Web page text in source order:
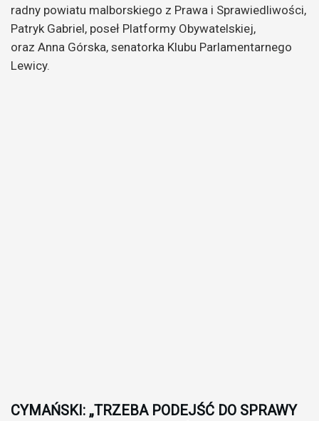
radny powiatu malborskiego z Prawa i Sprawiedliwości,
Patryk Gabriel, poseł Platformy Obywatelskiej,
oraz Anna Górska, senatorka Klubu Parlamentarnego
Lewicy.
CYMAŃSKI: „TRZEBA PODEJŚĆ DO SPRAWY